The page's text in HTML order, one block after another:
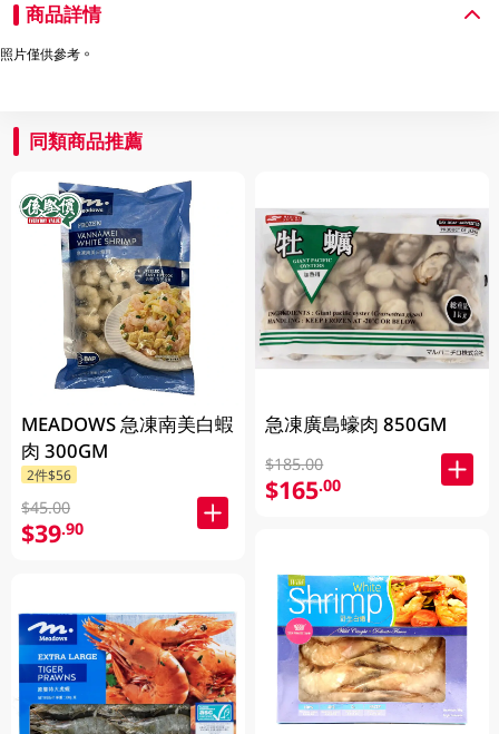
商品詳情
照片僅供參考。
同類商品推薦
MEADOWS 急凍南美白蝦
肉 300GM
2件$56
$45.00
$39.90
急凍廣島蠔肉 850GM
$185.00
$165.00